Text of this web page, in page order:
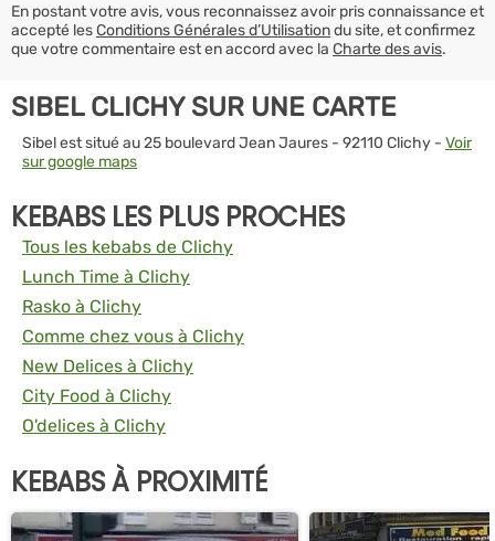
En postant votre avis, vous reconnaissez avoir pris connaissance et
accepté lesConditions Générales d’Utilisationdu site, et confirmez
que votre commentaire est en accord avec la Charte des avis.
SIBEL CLICHY SUR UNE CARTE
Sibel est situé au 25 boulevard Jean Jaures - 92110 Clichy - Voir
sur google maps
KEBABS LES PLUS PROCHES
Tous les kebabs de Clichy
Lunch Time à Clichy
Rasko à Clichy
Comme chez vous à Clichy
New Delices à Clichy
City Food à Clichy
O'delices à Clichy
KEBABS À PROXIMITÉ